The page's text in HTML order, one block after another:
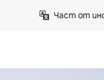
Част от